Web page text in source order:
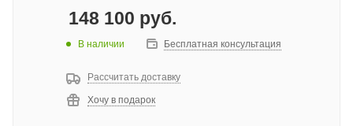
148 100 руб.
В наличии Бесплатная консультация
Рассчитать доставку
Хочу в подарок